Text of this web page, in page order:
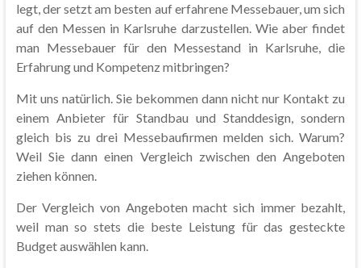
legt, der setzt am besten auf erfahrene Messebauer, um sich
auf den Messen in Karlsruhe darzustellen. Wie aber findet
man Messebauer für den Messestand in Karlsruhe, die
Erfahrung und Kompetenz mitbringen?
Mit uns natürlich. Sie bekommen dann nicht nur Kontakt zu
einem Anbieter für Standbau und Standdesign, sondern
gleich bis zu drei Messebaufirmen melden sich. Warum?
Weil Sie dann einen Vergleich zwischen den Angeboten
ziehen können.
Der Vergleich von Angeboten macht sich immer bezahlt,
weil man so stets die beste Leistung für das gesteckte
Budget auswählen kann.